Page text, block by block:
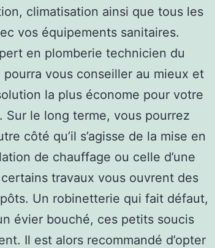
climatisation ainsi que tous les
vos équipements sanitaires.
en plomberie technicien du
vous conseiller au mieux et
la plus économe pour votre
Sur le long terme, vous pourrez
côté qu’il s’agisse de la mise en
de chauffage ou celle d’une
travaux vous ouvrent des
Un robinetterie qui fait défaut,
évier bouché, ces petits soucis
Il est alors recommandé d’opter